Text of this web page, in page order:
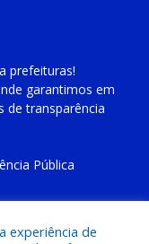
prefeituras!
garantimos em
de transparência
Pública
experiência de